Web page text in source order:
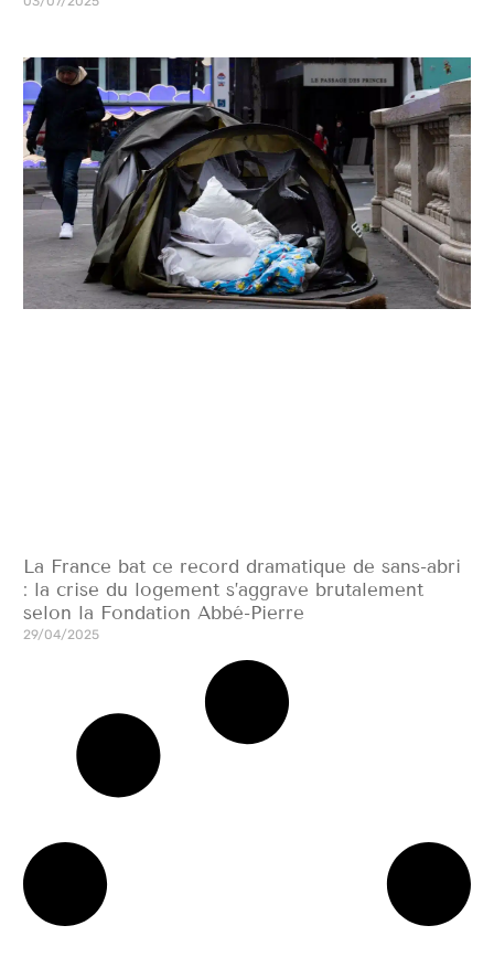
La France bat ce record dramatique de sans-abri
: la crise du logement s’aggrave brutalement
selon la Fondation Abbé-Pierre
29/04/2025